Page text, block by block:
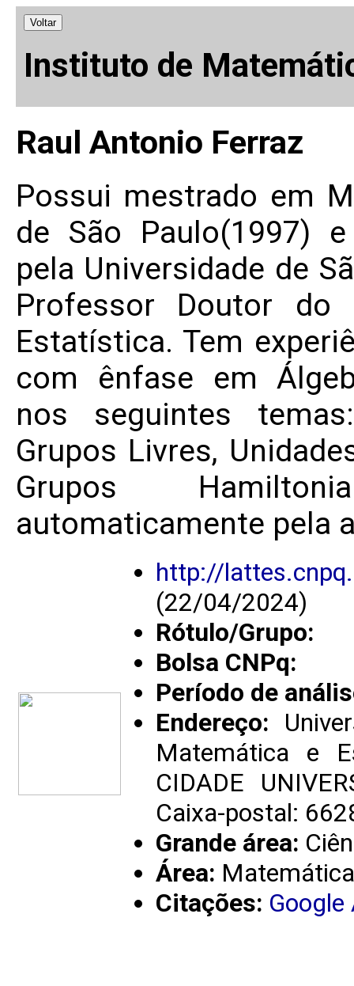
Voltar
Instituto de
Raul Antonio Ferraz
Possui mestrado em
de São Paulo(1997)
pela Universidade de
Professor Doutor
Estatística. Tem
com ênfase em
nos seguintes
Grupos Livres,
Grupos
automaticamente pela
http://
(22/04/2024)
Rótulo/Grupo:
Bolsa CNPq:
Período de
Endereço:
Matemática e
CIDADE
Caixa-postal:
Grande área:
Área: Matemática
Citações: